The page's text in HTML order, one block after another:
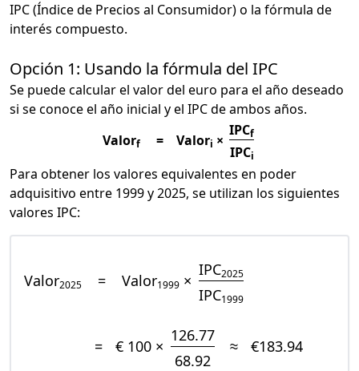
IPC (Índice de Precios al Consumidor) o la fórmula de
interés compuesto.
Opción 1: Usando la fórmula del IPC
Se puede calcular el valor del euro para el año deseado
si se conoce el año inicial y el IPC de ambos años.
Valorf = Valori ×
IPCf
IPCi
Para obtener los valores equivalentes en poder
adquisitivo entre 1999 y 2025, se utilizan los siguientes
valores IPC:
Valor2025 = Valor1999 ×
IPC2025
IPC1999
= € 100 ×
126.77
68.92
≈ €183.94